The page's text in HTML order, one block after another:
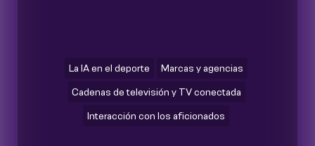
La IA en el deporte Marcas y agencias
Cadenas de televisión y TV conectada
Interacción con los aficionados